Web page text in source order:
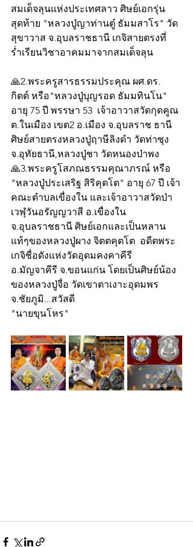
สมเด็จลุนแห่งประเทศลาว ศิษย์เอกรุ่น
สุดท้าย "หลวงปู่ญาท่านตู๋ ธัมมสาโร" วัด
สุขาวาส จ.อุบลราชธานี เกจิสายตรงที่
ร่ำเรียนวิชาอาคมมาจากสมเด็จลุน
🙏2.พระครูสารธรรมประคุณ ผศ.ดร.
กิตต์ หรือ"หลวงปู่บุญรอด ธัมมทินโน"
อายุ 75 ปี พรรษา 53  เจ้าอาวาสวัดกุดคูณ
ต.ในเมือง เขต2 อ.เมือง จ.อุบลราช ธานี
ศิษย์สายตรงหลวงปู่ฤาษีลิงดำ วัดท่าซุง
จ.อุทัยธานี,หลวงปู่ชา วัดหนองป่าพง
🙏3.พระครูโสภณธรรมคุณาภรณ์ หรือ
"หลวงปู่ประเสริฐ สิริคุตโต" อายุ 67 ปี เจ้า
คณะตำบลเขื่องใน และเจ้าอาวาสวัดป่า
เวฬุวันอรัญญวาสี อ.เขื่องใน
จ.อุบลราชธานี ศิษย์เอกและเป็นหลาน
แท้ๆของหลวงปู่ผาง จิตตคุตโต  อดีตพระ
เกจิชื่อดังแห่งวัดอุดมคงคาคีรี
อ.มัญจาคีรี จ.ขอนแก่น โดยเป็นศิษย์น้อง
ของหลวงปู่จื่อ วัดเขาตาเงาะอุดมพร
จ.ชัยภูมิ...สวัสดี
"นายขุนโหร"